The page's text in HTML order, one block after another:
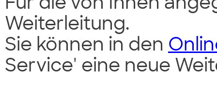
Weiterleitung.
Sie können in den
Service' eine neue